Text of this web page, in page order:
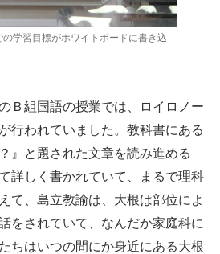
学習目標がホワイトボードに書き込
Ｂ組国語の授業では、ロイロノー
行われていました。教科書にある
』と題された文章を読み進める
詳しく書かれていて、まるで理科
て、島立教諭は、大根は部位によ
をされていて、なんだか家庭科に
ちはいつの間にか身近にある大根